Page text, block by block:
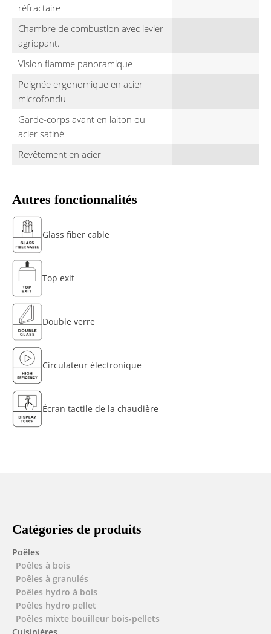
réfractaire
Chambre de combustion avec levier
agrippant.
Vision flamme panoramique
Poignée ergonomique en acier
microfondu
Garde-corps avant en laiton ou
acier satiné
Revêtement en acier
Autres fonctionnalités
Glass fiber cable
Top exit
Double verre
Circulateur électronique
Écran tactile de la chaudière
Catégories de produits
Poêles
Poêles à bois
Poêles à granulés
Poêles hydro à bois
Poêles hydro pellet
Poêles mixte bouilleur bois-pellets